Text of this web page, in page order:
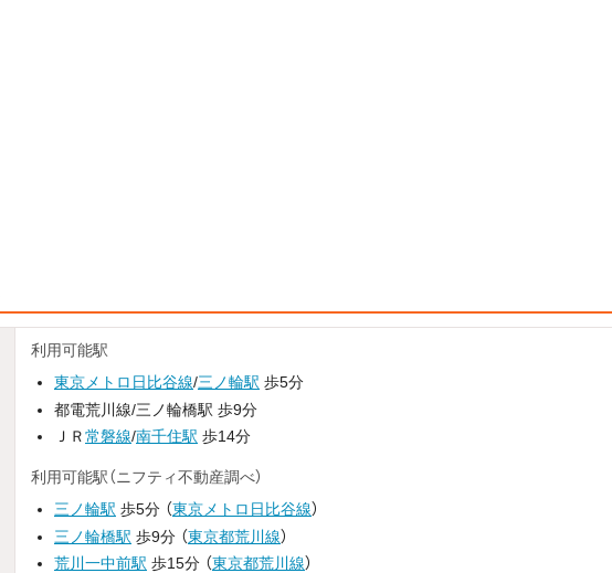
利用可能駅
東京メトロ日比谷線/三ノ輪駅 歩5分
都電荒川線/三ノ輪橋駅 歩9分
ＪＲ常磐線/南千住駅 歩14分
利用可能駅（ニフティ不動産調べ）
三ノ輪駅 歩5分 （東京メトロ日比谷線）
三ノ輪橋駅 歩9分 （東京都荒川線）
荒川一中前駅 歩15分 （東京都荒川線）